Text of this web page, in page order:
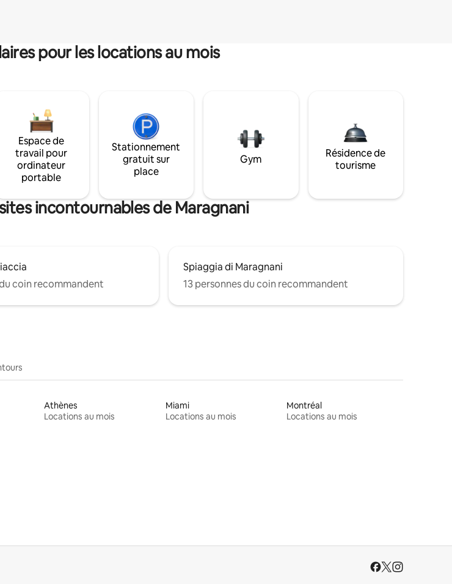
pour les locations au mois
Espace de
travail pour
ordinateur
portable
Stationnement
gratuit sur
place
Gym
Résidence de
tourisme
incontournables de Maragnani
coin recommandent
Spiaggia di Maragnani
13 personnes du coin recommandent
Athènes
Locations au mois
Miami
Locations au mois
Montréal
Locations au mois